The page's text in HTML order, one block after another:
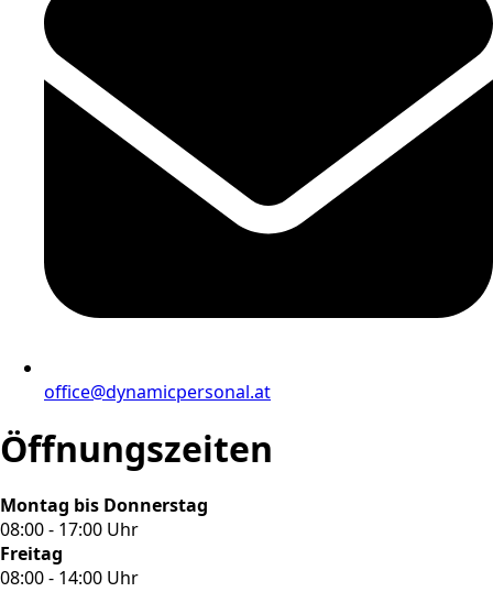
office@dynamicpersonal.at
Öffnungszeiten
Montag bis Donnerstag
08:00 - 17:00 Uhr
Freitag
08:00 - 14:00 Uhr